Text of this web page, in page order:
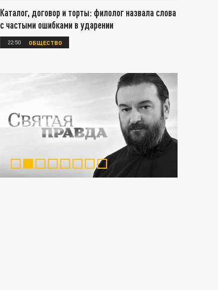
Каталог, договор и торты: филолог назвала слова
с частыми ошибками в ударении
22:50 ОБЩЕСТВО